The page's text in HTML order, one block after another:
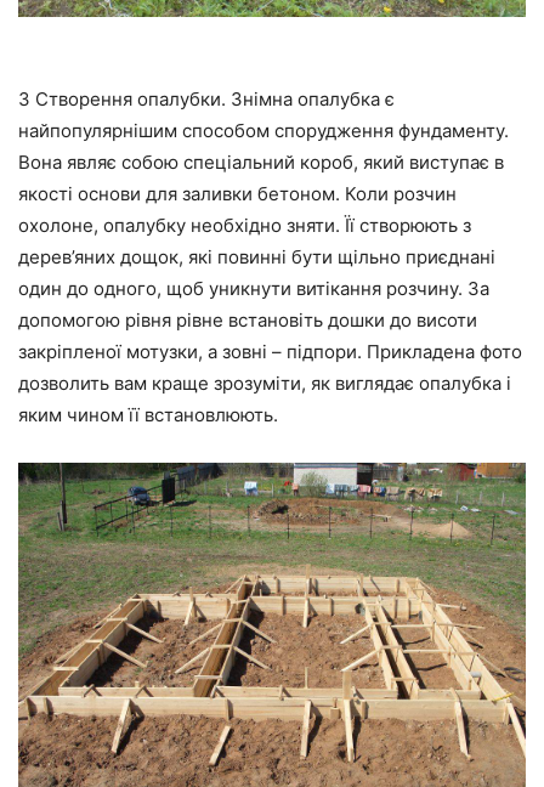
3 Створення опалубки. Знімна опалубка є
найпопулярнішим способом спорудження фундаменту.
Вона являє собою спеціальний короб, який виступає в
якості основи для заливки бетоном. Коли розчин
охолоне, опалубку необхідно зняти. Її створюють з
дерев’яних дощок, які повинні бути щільно приєднані
один до одного, щоб уникнути витікання розчину. За
допомогою рівня рівне встановіть дошки до висоти
закріпленої мотузки, а зовні – підпори. Прикладена фото
дозволить вам краще зрозуміти, як виглядає опалубка і
яким чином її встановлюють.